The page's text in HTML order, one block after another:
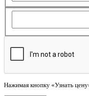
Нажимая кнопку «Узнать